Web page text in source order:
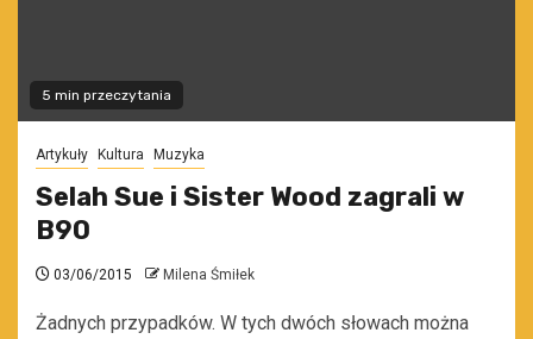
5 min przeczytania
Artykuły Kultura Muzyka
Selah Sue i Sister Wood zagrali w
B90
03/06/2015 Milena Śmiłek
Żadnych przypadków. W tych dwóch słowach można